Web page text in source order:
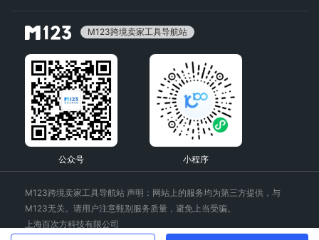
M123跨境卖家工具导航站
公众号 小程序
M123跨境卖家工具导航站 声明：网站上的服务均为第三方提供，与
M123无关。请用户注意甄别服务质量，避免上当受骗。
上海百次方科技有限公司